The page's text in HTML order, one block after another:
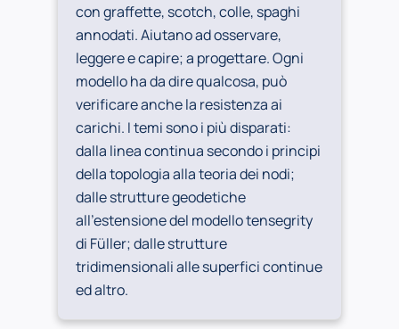
con graffette, scotch, colle, spaghi
annodati. Aiutano ad osservare,
leggere e capire; a progettare. Ogni
modello ha da dire qualcosa, può
verificare anche la resistenza ai
carichi. I temi sono i più disparati:
dalla linea continua secondo i principi
della topologia alla teoria dei nodi;
dalle strutture geodetiche
all’estensione del modello tensegrity
di Füller; dalle strutture
tridimensionali alle superfici continue
ed altro.